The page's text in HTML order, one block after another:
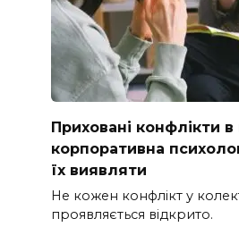
Приховані конфлікти
корпоративна
їх виявляти
Не кожен конфлікт у
проявляється відкрито.